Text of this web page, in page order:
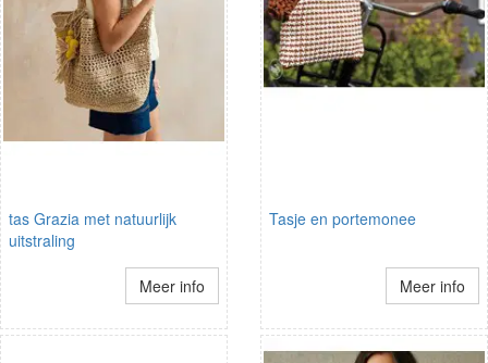
tas Grazia met natuurlijk
uitstraling
Meer info
Tasje en portemonee
Meer info